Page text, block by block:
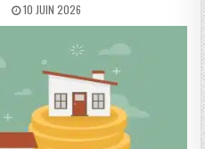
PUBLISHED
DATE:
10 JUIN 2026